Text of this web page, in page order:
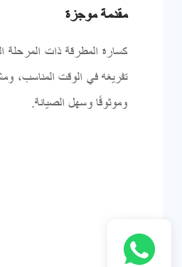
مقدمة موجزة
كسارة المطرقة ذات
تفريغه في الوقت المناسب،
وموثوقًا وسهل الصيانة.